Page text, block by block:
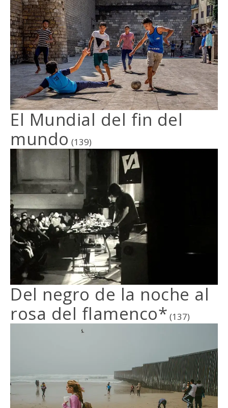
El Mundial del fin del
mundo (139)
Del negro de la noche al
rosa del flamenco* (137)